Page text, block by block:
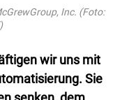
Inc. (Foto:
wir uns mit
Sie